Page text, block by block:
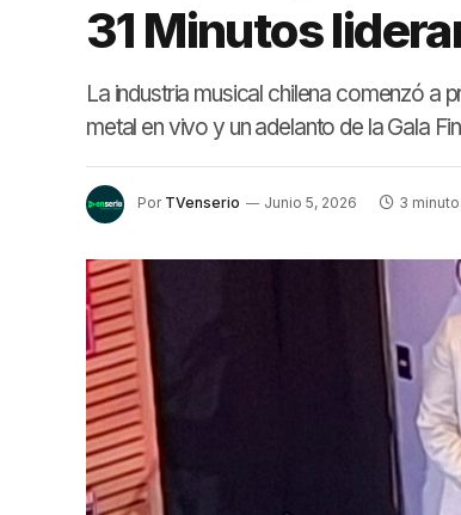
31 Minutos
La industria musical chilena comenzó a
metal en vivo y un adelanto de la Gala
Por TVenserio Junio 5, 2026 3